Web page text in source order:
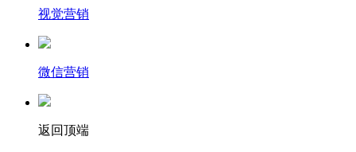
视觉营销
微信营销
返回顶端